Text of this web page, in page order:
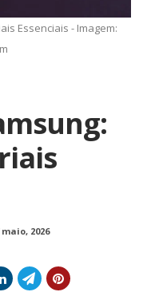
Essenciais - Imagem:
maio, 2026